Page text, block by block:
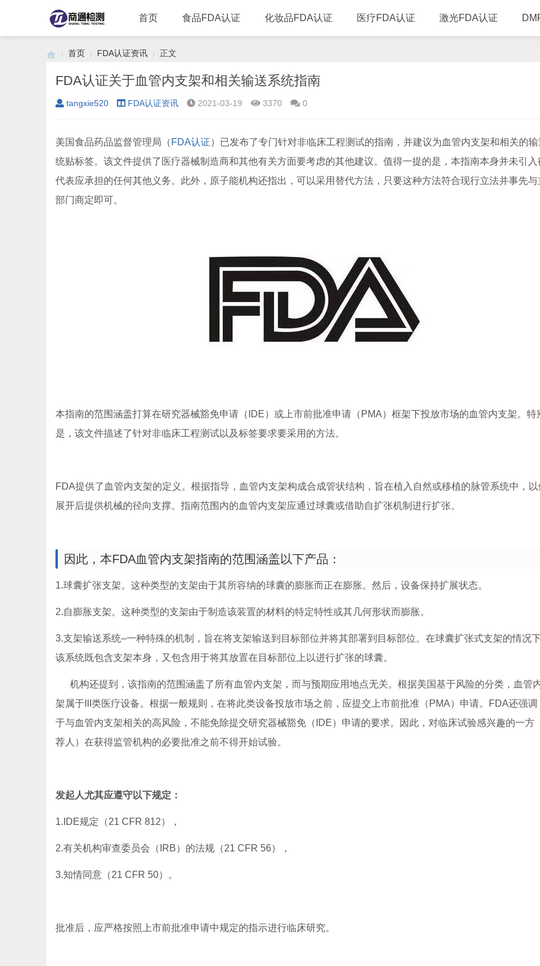
首页 食品FDA认证 化妆品FDA认证 医疗FDA认证 激光FDA认证
›
首页
›
FDA认证资讯
›
正文
FDA认证关于血管内支架和相关输送系统指南
tangxie520 FDA认证资讯 2021-03-19 3370 0
美国食品药品监督管理局（ FDA认证）已发布了专门针对非临床工程测试的指南，并建议为血管内支架和相关的输
统贴标签。该文件提供了医疗器械制造商和其他有关方面要考虑的其他建议。值得一提的是，本指南本身并未引入
代表应承担的任何其他义务。此外，原子能机构还指出，可以采用替代方法，只要这种方法符合现行立法并事先与
部门商定即可。
本指南的范围涵盖打算在研究器械豁免申请（IDE）或上市前批准申请（PMA）框架下投放市场的血管内支架。特
是，该文件描述了针对非临床工程测试以及标签要求要采用的方法。
FDA提供了血管内支架的定义。根据指导，血管内支架构成合成管状结构，旨在植入自然或移植的脉管系统中，以
展开后提供机械的径向支撑。指南范围内的血管内支架应通过球囊或借助自扩张机制进行扩张。
因此，本FDA血管内支架指南的范围涵盖以下产品：
1.球囊扩张支架。这种类型的支架由于其所容纳的球囊的膨胀而正在膨胀。然后，设备保持扩展状态。
2.自膨胀支架。这种类型的支架由于制造该装置的材料的特定特性或其几何形状而膨胀。
3.支架输送系统–一种特殊的机制，旨在将支架输送到目标部位并将其部署到目标部位。在球囊扩张式支架的情况下
该系统既包含支架本身，又包含用于将其放置在目标部位上以进行扩张的球囊。
机构还提到，该指南的范围涵盖了所有血管内支架，而与预期应用地点无关。根据美国基于风险的分类，血管
架属于III类医疗设备。根据一般规则，在将此类设备投放市场之前，应提交上市前批准（PMA）申请。FDA还强调
于与血管内支架相关的高风险，不能免除提交研究器械豁免（IDE）申请的要求。因此，对临床试验感兴趣的一方
荐人）在获得监管机构的必要批准之前不得开始试验。
发起人尤其应遵守以下规定：
1.IDE规定（21 CFR 812），
2.有关机构审查委员会（IRB）的法规（21 CFR 56），
3.知情同意（21 CFR 50）。
批准后，应严格按照上市前批准申请中规定的指示进行临床研究。